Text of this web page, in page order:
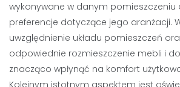
wykonywane w danym pomieszczeniu
preferencje dotyczące jego aranżacji.
uwzględnienie układu pomieszczeń
odpowiednie rozmieszczenie mebli i
znacząco wpłynąć na komfort
Kolejnym istotnym aspektem jest